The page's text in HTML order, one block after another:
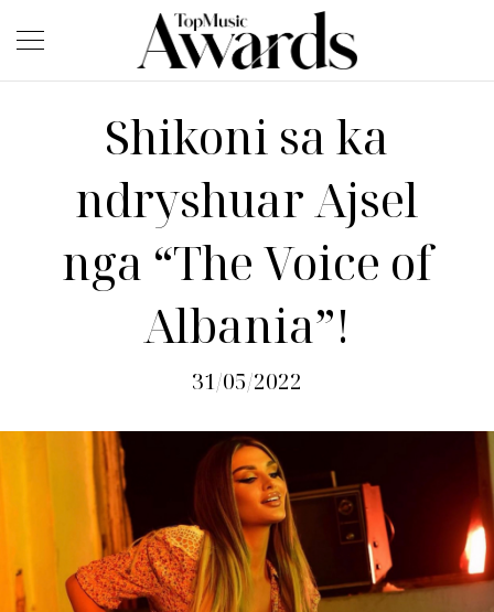
Shikoni sa ka
ndryshuar Ajsel
nga “The Voice of
Albania”!
31/05/2022